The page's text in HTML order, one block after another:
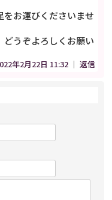
お運びくださいませ
どうぞよろしくお願い
年2月22日 11:32 ｜ 返信